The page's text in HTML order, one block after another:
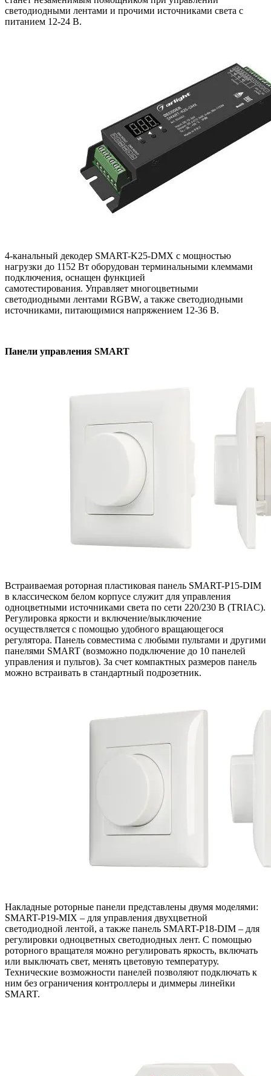
светодиодными лентами и прочими источниками света с
питанием 12-24 В.
4-канальный декодер SMART-K25-DMX с мощностью
нагрузки до 1152 Вт оборудован терминальными клеммами
подключения, оснащен функцией
самотестирования. Управляет многоцветными
светодиодными лентами RGBW, а также светодиодными
источниками, питающимися напряжением 12-36 В.
Панели управления SMART
Встраиваемая роторная пластиковая панель SMART-P15-DIM
в классическом белом корпусе служит для управления
одноцветными источниками света по сети 220/230 В (TRIAC).
Регулировка яркости и включение/выключение
осуществляется с помощью удобного вращающегося
регулятора. Панель совместима с любыми пультами и другими
панелями SMART (возможно подключение до 10 панелей
управления и пультов). За счет компактных размеров панель
можно встраивать в стандартный подрозетник.
Накладные роторные панели представлены двумя моделями:
SMART-P19-MIX – для управления двухцветной
светодиодной лентой, а также панель SMART-P18-DIM – для
регулировки одноцветных светодиодных лент. С помощью
роторного вращателя можно регулировать яркость, включать
или выключать свет, менять цветовую температуру.
Технические возможности панелей позволяют подключать к
ним без ограничения контроллеры и диммеры линейки
SMART.